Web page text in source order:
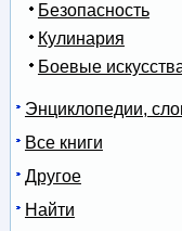
Безопасность
Кулинария
Боевые
Энциклопедии,
Все книги
Другое
Найти